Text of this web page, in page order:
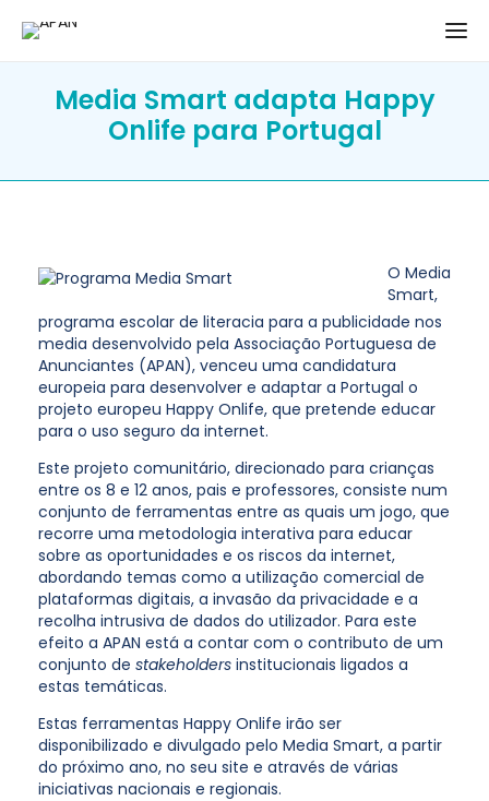
Media Smart adapta Happy
Onlife para Portugal
O Media
Smart,
programa escolar de literacia para a publicidade nos
media desenvolvido pela Associação Portuguesa de
Anunciantes (APAN), venceu uma candidatura
europeia para desenvolver e adaptar a Portugal o
projeto europeu Happy Onlife, que pretende educar
para o uso seguro da internet.
Este projeto comunitário, direcionado para crianças
entre os 8 e 12 anos, pais e professores, consiste num
conjunto de ferramentas entre as quais um jogo, que
recorre uma metodologia interativa para educar
sobre as oportunidades e os riscos da internet,
abordando temas como a utilização comercial de
plataformas digitais, a invasão da privacidade e a
recolha intrusiva de dados do utilizador. Para este
efeito a APAN está a contar com o contributo de um
conjunto de stakeholders institucionais ligados a
estas temáticas.
Estas ferramentas Happy Onlife irão ser
disponibilizado e divulgado pelo Media Smart, a partir
do próximo ano, no seu site e através de várias
iniciativas nacionais e regionais.